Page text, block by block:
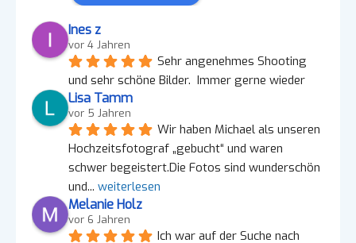
Ines z
vor 4 Jahren
Sehr angenehmes Shooting
und sehr schöne Bilder.  Immer gerne wieder
Lisa Tamm
vor 5 Jahren
Wir haben Michael als unseren
Hochzeitsfotograf „gebucht“ und waren
schwer begeistert.Die Fotos sind wunderschön
und... weiterlesen
Melanie Holz
vor 6 Jahren
Ich war auf der Suche nach